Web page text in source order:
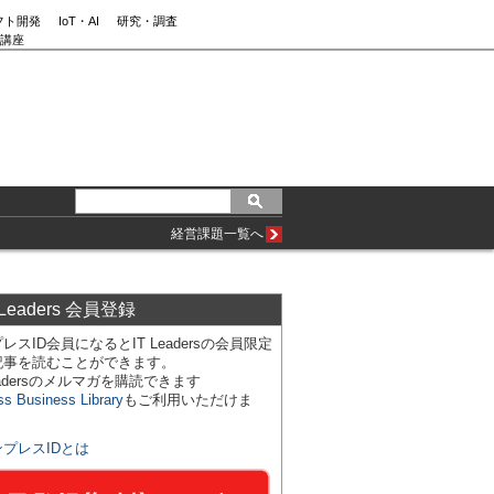
ト開発 IoT・AI
研究・調査
座
経営課題一覧へ
会員登録
スID会員になるとIT Leadersの会員限定
を読むことができます。
のメルマガを購読できます
Business Libraryもご利用いただけま
プレスIDとは